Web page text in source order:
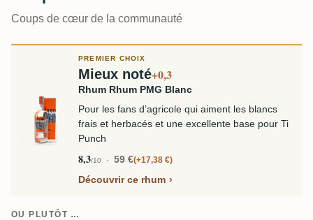
Coups de cœur de la communauté
PREMIER CHOIX
Mieux noté+0,3
Rhum Rhum PMG Blanc
Pour les fans d’agricole qui aiment les blancs
frais et herbacés et une excellente base pour Ti
Punch
8,3/10 59 € +17,38 €
Découvrir ce rhum
OU PLUTÔT …